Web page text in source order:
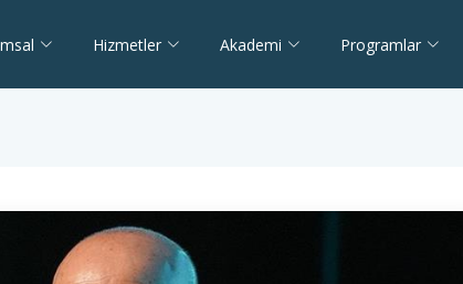
Hizmetler Akademi Programlar